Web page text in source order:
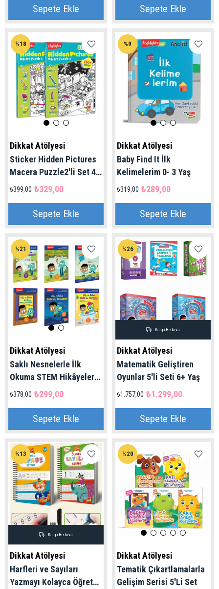
Sepete Ekle Sepete Ekle
Dikkat Atölyesi
Sticker Hidden Pictures
Macera Puzzle2'li Set 4-
7 Yaş | Dikkat Atölyesi
₺329,00
₺399,00
Sepete Ekle
%18
Dikkat Atölyesi
Baby Find It İlk
Kelimelerim 0- 3 Yaş
₺289,00
₺319,00
Sepete Ekle
%9
Dikkat Atölyesi
Saklı Nesnelerle İlk
Okuma STEM Hikâyeleri
Nik ve Robo 5N1K 6'lı Set
₺299,00
₺378,00
Sepete Ekle
%21
Dikkat Atölyesi
Matematik Geliştiren
Oyunlar 5'li Seti 6+ Yaş
₺1.299,00
₺1.757,00
Sepete Ekle
%26
Kargo Bedava
Dikkat Atölyesi
Harfleri ve Sayıları
Yazmayı Kolayca Öğreten
%13
Kargo Bedava
Dikkat Atölyesi
Tematik Çıkartlamalarla
Gelişim Serisi 5'Li Set
%20